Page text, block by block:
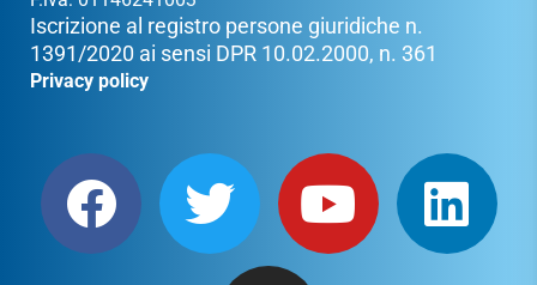
Iscrizione al registro persone giuridiche n.
1391/2020 ai sensi DPR 10.02.2000, n. 361
Privacy policy